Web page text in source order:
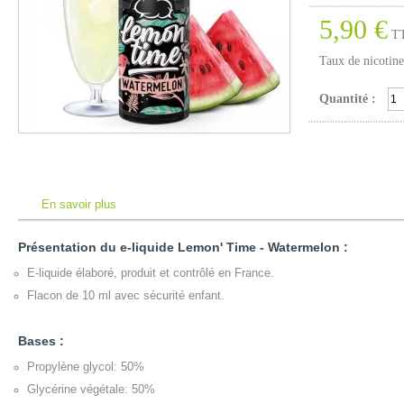
5,90 €
Taux de
Quantité :
En savoir plus
Présentation du e-liquide Lemon' Time - Watermelo n :
E-liquide élaboré, produit et contrôlé en France.
Flacon de 10 ml avec sécurité enfant.
Bases :
Propylène glycol: 50%
Glycérine végétale: 50%